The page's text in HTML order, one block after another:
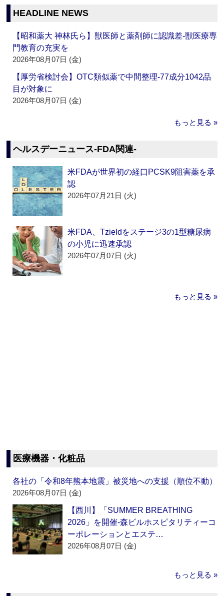
HEADLINE NEWS
【昭和薬大 神林氏ら】獣医師と薬剤師に認識差‐獣医療専
門教育の充実を
2026年08月07日 (金)
【厚労省検討会】OTC類似薬で中間整理‐77成分1042品
目が対象に
2026年08月07日 (金)
もっと見る »
ヘルスデーニュース‐FDA関連‐
米FDAが世界初の経口PCSK9阻害薬を承
認
2026年07月21日 (火)
米FDA、Tzieldをステージ3の1型糖尿病
の小児に迅速承認
2026年07月07日 (火)
もっと見る »
医療機器・化粧品
各社の「令和8年熊本地震」被災地への支援（順位不動）
2026年08月07日 (金)
【西川】「SUMMER BREATHING
2026」を開催‐森ビルホスピタリティーコ
ーポレーションとエステ…
2026年08月07日 (金)
もっと見る »